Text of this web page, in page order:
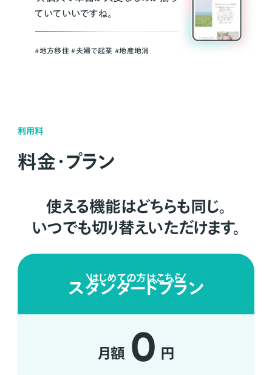
ていていいですね。
#地方移住 #夫婦で起業 #地産地消
利用料
料金・プラン
使える機能はどちらも同じ。
いつでも切り替えいただけます。
はじめての方はこちら
スタンダードプラン
月額 0 円